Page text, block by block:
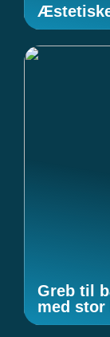
Greb til
med stor